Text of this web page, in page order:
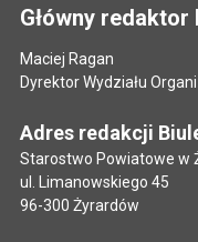
Główny redaktor
Maciej Ragan
Dyrektor Wydziału
Adres redakcji
Starostwo Powiatowe w
ul. Limanowskiego 45
96-300 Żyrardów